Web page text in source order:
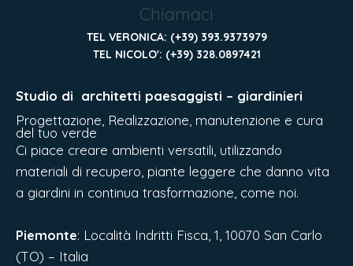
Chiamaci
TEL VERONICA: (+39) 393.9373979
TEL NICOLO': (+39) 328.0897421
Studio di architetti paesaggisti – giardinieri
Progettazione, Realizzazione, manutenzione e cura
del tuo verde
Ci piace creare ambienti versatili, utilizzando
materiali di recupero, piante leggere che danno vita
a giardini in continua trasformazione, come noi.
Piemonte: Località Indritti Fisca, 1, 10070 San Carlo
(TO) – Italia